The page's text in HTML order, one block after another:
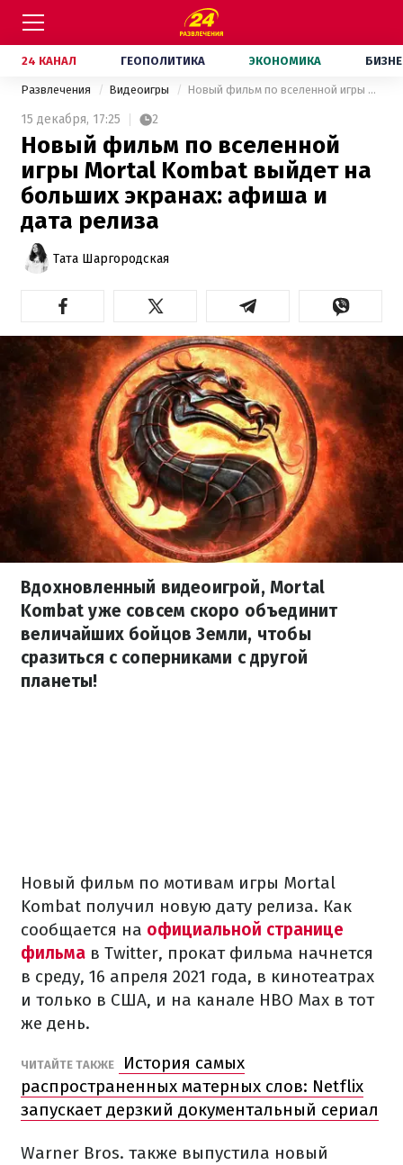
24 КАНАЛ ГЕОПОЛИТИКА ЭКОНОМИКА
Развлечения Видеоигры Новый фильм по вселенной игры Mortal Kombat выйдет на больших экранах: афиша и дата релиза
15 декабря, 17:25 2
Новый фильм по вселенной
игры Mortal Kombat выйдет на
больших экранах: афиша и
дата релиза
Тата Шаргородская
Вдохновленный видеоигрой, Mortal
Kombat уже совсем скоро объединит
величайших бойцов Земли, чтобы
сразиться с соперниками с другой
планеты!
Новый фильм по мотивам игры Mortal
Kombat получил новую дату релиза. Как
сообщается на официальной странице
фильма в Twitter, прокат фильма начнется
в среду, 16 апреля 2021 года, в кинотеатрах
и только в США, и на канале HBO Max в тот
же день.
ЧИТАЙТЕ ТАКЖЕ
История самых
распространенных матерных слов: Netflix
запускает дерзкий документальный сериал
Warner Bros. также выпустила новый